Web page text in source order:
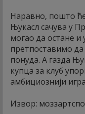
Наравно, пошто
Њукасл сачува у
могао да остане и
претпоставимо
понуда. А газда
купца за клуб
амбициознији
Извор: